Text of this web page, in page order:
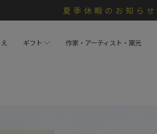
夏季休暇のお知らせ
ギフト 作家・アーティスト・窯元